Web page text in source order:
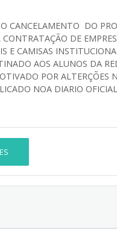
CANCELAMENTO DO
DE
E CAMISAS
AOS ALUNOS DA
POR ALTERÇÕES
NOA DIARIO